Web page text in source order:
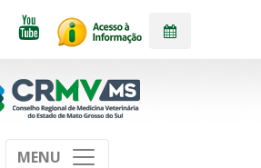
MENU